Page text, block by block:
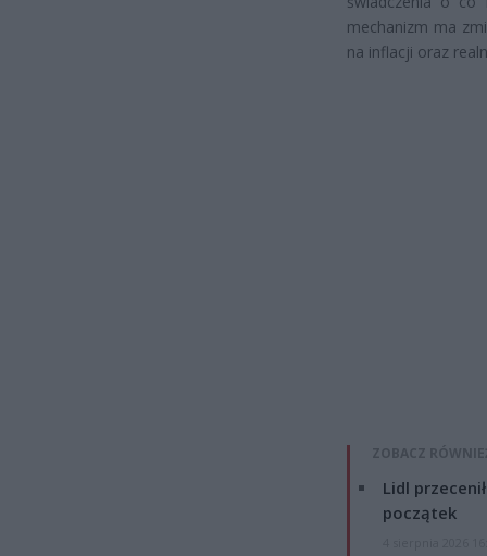
mechanizm ma
na inflacji oraz
ZOBACZ
Lidl
początek